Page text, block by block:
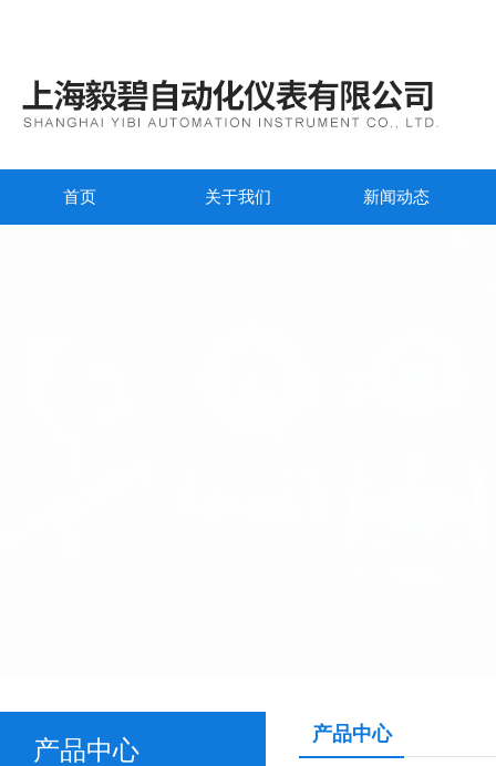
首页 关于我们 新闻动态
产品中心
产品中心